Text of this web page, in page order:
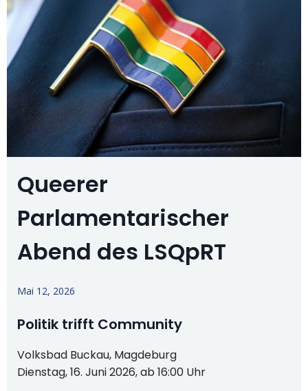
Queerer
Parlamentarischer
Abend des LSQpRT
Mai 12, 2026
Politik trifft Community
Volksbad Buckau, Magdeburg
Dienstag, 16. Juni 2026, ab 16:00 Uhr